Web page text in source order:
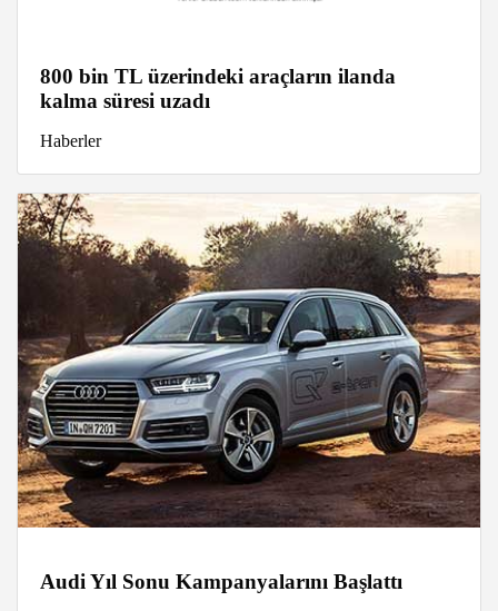
800 bin TL üzerindeki araçların ilanda
kalma süresi uzadı
Haberler
Audi Yıl Sonu Kampanyalarını Başlattı